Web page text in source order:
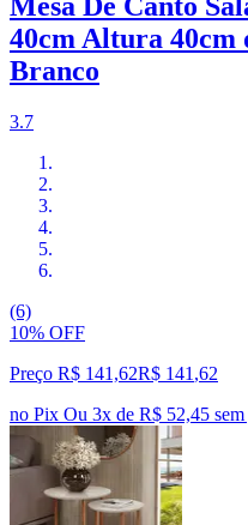
Mesa De Canto
40cm Altura 40cm
Branco
3.7
(6)
10% OFF
Preço R$ 141,62R$ 141 ,62
no Pix Ou 3x de R$ 52,45